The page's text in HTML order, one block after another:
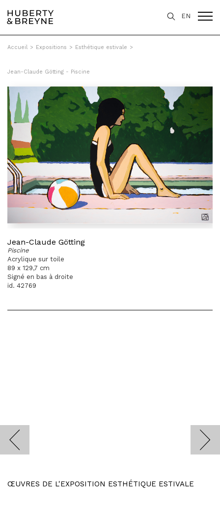
EN
Accueil > Expositions > Esthétique estivale >
Jean-Claude Götting - Piscine
Jean-Claude Götting
Piscine
Acrylique sur toile
89 x 129,7 cm
Signé en bas à droite
id. 42769
ŒUVRES DE L'EXPOSITION ESTHÉTIQUE ESTIVALE